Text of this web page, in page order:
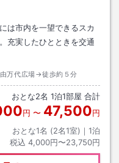
は市内を一望できるスカ
充実したひとときを交通
万代広場→徒歩約５分
おとな2名 1泊1部屋 合計
円 〜 47,500円
おとな1名 (2名1室)｜ 1泊
税込 4,000円〜23,750円